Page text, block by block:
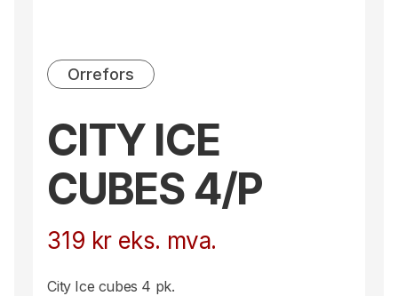
Orrefors
CITY ICE
CUBES 4/P
319 kr eks. mva.
City Ice cubes 4 pk.